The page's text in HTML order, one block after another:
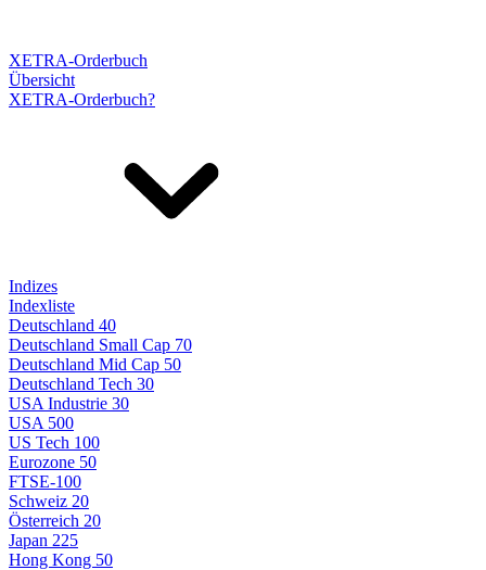
XETRA-Orderbuch
Übersicht
XETRA-Orderbuch?
Indizes
Indexliste
Deutschland 40
Deutschland Small Cap 70
Deutschland Mid Cap 50
Deutschland Tech 30
USA Industrie 30
USA 500
US Tech 100
Eurozone 50
FTSE-100
Schweiz 20
Österreich 20
Japan 225
Hong Kong 50